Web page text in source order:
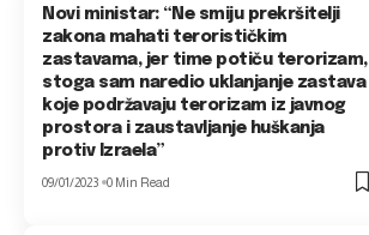
Novi ministar: “Ne smiju prekršitelji
zakona mahati terorističkim
zastavama, jer time potiču terorizam,
stoga sam naredio uklanjanje zastava
koje podržavaju terorizam iz javnog
prostora i zaustavljanje huškanja
protiv Izraela”
09/01/2023 0 Min Read